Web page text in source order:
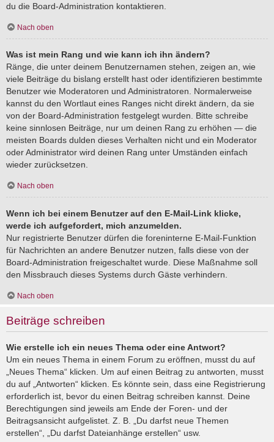
du die Board-Administration kontaktieren.
Nach oben
Was ist mein Rang und wie kann ich ihn ändern?
Ränge, die unter deinem Benutzernamen stehen, zeigen an, wie
viele Beiträge du bislang erstellt hast oder identifizieren bestimmte
Benutzer wie Moderatoren und Administratoren. Normalerweise
kannst du den Wortlaut eines Ranges nicht direkt ändern, da sie
von der Board-Administration festgelegt wurden. Bitte schreibe
keine sinnlosen Beiträge, nur um deinen Rang zu erhöhen — die
meisten Boards dulden dieses Verhalten nicht und ein Moderator
oder Administrator wird deinen Rang unter Umständen einfach
wieder zurücksetzen.
Nach oben
Wenn ich bei einem Benutzer auf den E-Mail-Link klicke,
werde ich aufgefordert, mich anzumelden.
Nur registrierte Benutzer dürfen die foreninterne E-Mail-Funktion
für Nachrichten an andere Benutzer nutzen, falls diese von der
Board-Administration freigeschaltet wurde. Diese Maßnahme soll
den Missbrauch dieses Systems durch Gäste verhindern.
Nach oben
Beiträge schreiben
Wie erstelle ich ein neues Thema oder eine Antwort?
Um ein neues Thema in einem Forum zu eröffnen, musst du auf
„Neues Thema“ klicken. Um auf einen Beitrag zu antworten, musst
du auf „Antworten“ klicken. Es könnte sein, dass eine Registrierung
erforderlich ist, bevor du einen Beitrag schreiben kannst. Deine
Berechtigungen sind jeweils am Ende der Foren- und der
Beitragsansicht aufgelistet. Z. B. „Du darfst neue Themen
erstellen“, „Du darfst Dateianhänge erstellen“ usw.